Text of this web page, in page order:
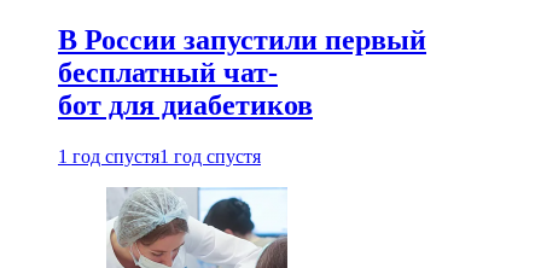
В России запустили первый
бесплатный чат-
бот для диабетиков
1 год спустя1 год спустя